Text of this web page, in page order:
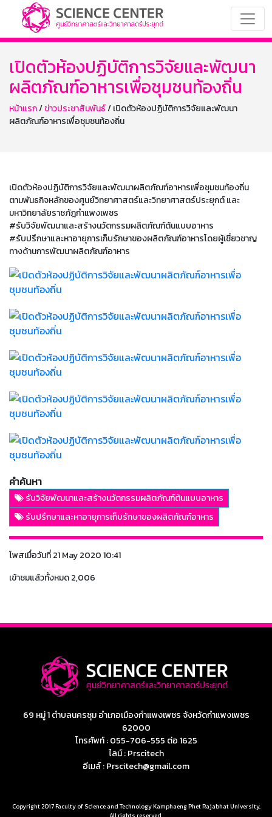
เปิดตัวห้องปฏิบัติการวิจัยและพัฒนา
ผลิตภัณฑ์อาหารเพื่อชุมชนท้องถิ่น
หน้าแรก/ข่าวประชาสัมพันธ์/ เปิดตัวห้องปฏิบัติการวิจัยและพัฒนา
ผลิตภัณฑ์อาหารเพื่อชุมชนท้องถิ่น
เปิดตัวห้องปฏิบัติการวิจัยและพัฒนาผลิตภัณฑ์อาหารเพื่อชุมชนท้องถิ่น
ตามพันธกิจหลักของศูนย์วิทยาศาสตร์และวิทยาศาสตร์ประยุกต์ และ
มหาวิทยาลัยราชภัฎกำแพงเพชร
#รับวิจัยพัฒนาและสร้างนวัตกรรมผลิตภัณฑ์ต้นแบบอาหาร
#รับปรึกษาและหาอายุการเก็บรักษาของผลิตภัณฑ์อาหารโดยผู้เชี่ยวชาญ
ทางด้านการพัฒนาผลิตภัณฑ์อาหาร
คำค้นหา
รับวิจัยพัฒนาและสร้างนวัตกรรมผลิตภัณฑ์ต้นแบบอาหาร
รับปรึกษาและหาอายุการเก็บรักษาของผลิตภัณฑ์อาหาร
โพสเมื่อวันที่ 21 May 2020 10:41
เข้าชมแล้วทั้งหมด 2,006
69 หมู่ 1 ตำบลนครชุม อำเภอเมืองกำแพงเพชร จังหวัดกำแพงเพชร
62000
โทรศัพท์ : 055-706-555 ต่อ 1625
ไลน์ : Prscitech
อีเมล์ : Prscitech@gmail.com
Copyright 2017 Faculty of Science and Technology Kamphaeng Phet Rajabhat University,